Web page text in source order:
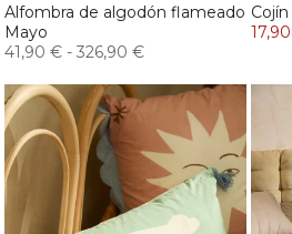
Alfombra de algodón flameado
Mayo
41,90 € - 326,90 €